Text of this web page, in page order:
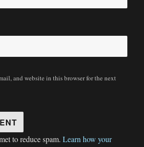
and website in this browser for the next
to reduce spam.Learn how your